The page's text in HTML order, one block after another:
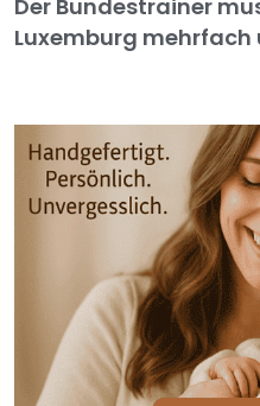
Der Bundestrainer
Luxemburg mehrfach